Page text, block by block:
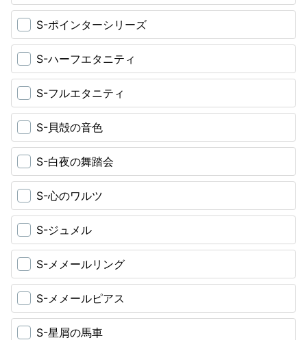
S-ポインターシリーズ
S-ハーフエタニティ
S-フルエタニティ
S-貝殻の音色
S-白夜の舞踏会
S-心のワルツ
S-ジュメル
S-メメールリング
S-メメールピアス
S-星屑の馬車